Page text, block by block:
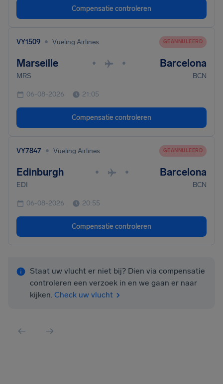
Compensatie controleren
VY1509 • Vueling Airlines GEANNULEERD
Marseille • • Barcelona
MRS BCN
06-08-2026 21:05
Compensatie controleren
VY7847 • Vueling Airlines GEANNULEERD
Edinburgh • • Barcelona
EDI BCN
06-08-2026 20:55
Compensatie controleren
Staat uw vlucht er niet bij? Dien via compensatie
controleren een verzoek in en we gaan er naar
kijken. Check uw vlucht